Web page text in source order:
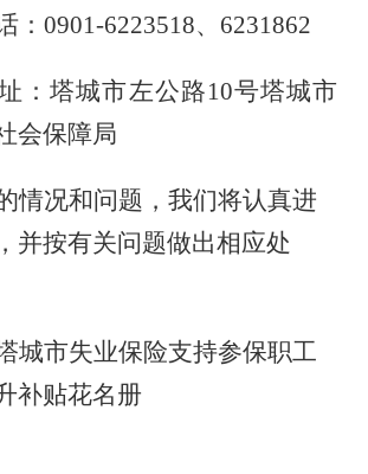
：0901-6223518、 6231862
：塔城市左公路10号塔城市
会保障局
情况和问题，我们将认真进
并按有关问题做出相应处
城市失业保险支持参保职工
补贴花名册